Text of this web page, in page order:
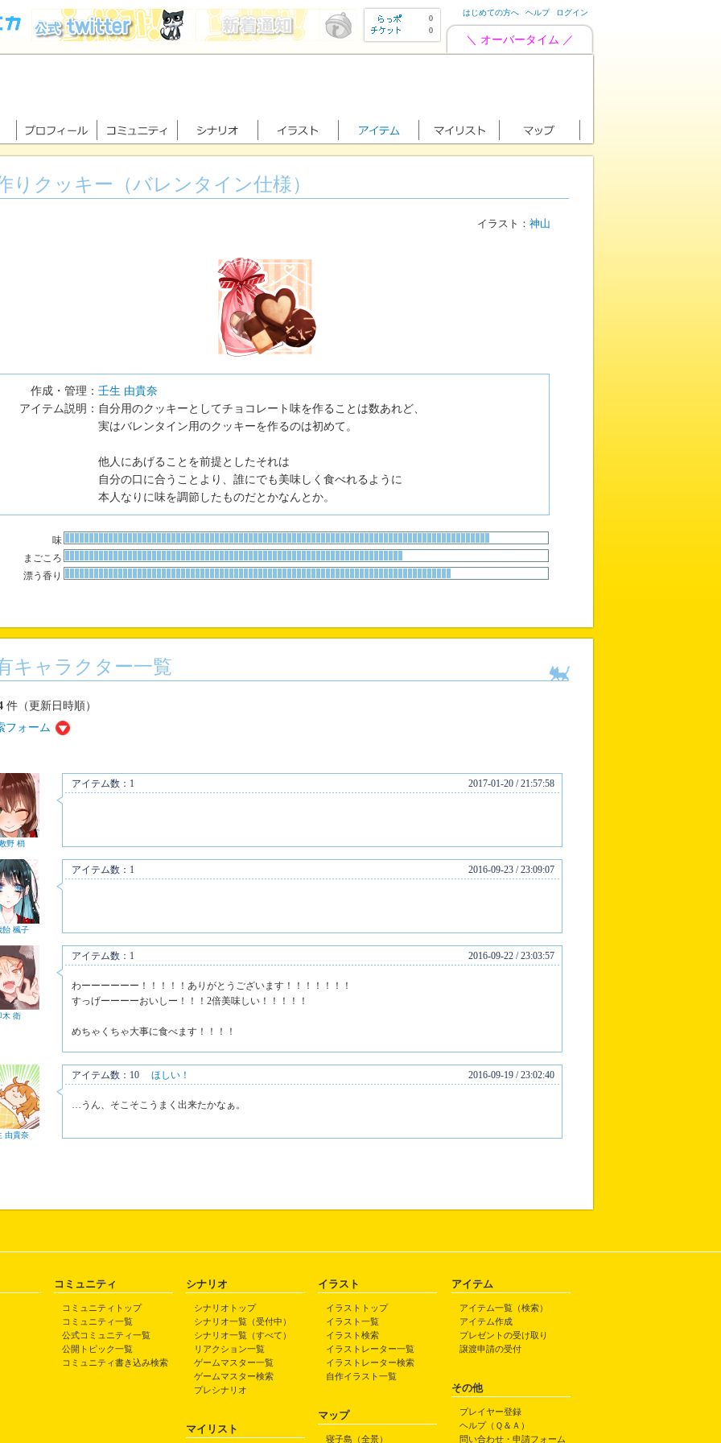
0
0
はじめての方へ ヘルプ ログイン
＼ オーバータイム ／
りクッキー（バレンタイン仕様）
イラスト： 神山
作成・管理： 壬生 由貴奈
アイテム説明： 自分用のクッキーとしてチョコレート味を作ることは数あれど、
実はバレンタイン用のクッキーを作るのは初めて。
他人にあげることを前提としたそれは
自分の口に合うことより、誰にでも美味しく食べれるように
本人なりに味を調節したものだとかなんとか。
味
まごころ
漂う香り
キャラクター一覧
件（更新日時順）
フォーム
野 梢
アイテム数：1 2017-01-20 / 21:57:58
飴 楓子
アイテム数：1 2016-09-23 / 23:09:07
木 衛
アイテム数：1 2016-09-22 / 23:03:57
わーーーーーー！！！！！ありがとうございます！！！！！！！
すっげーーーーおいしー！！！2倍美味しい！！！！！
めちゃくちゃ大事に食べます！！！！
由貴奈
アイテム数：10 ほしい！ 2016-09-19 / 23:02:40
…うん、そこそこうまく出来たかなぁ。
コミュニティ
コミュニティトップ
コミュニティ一覧
公式コミュニティ一覧
公開トピック一覧
コミュニティ書き込み検索
シナリオ
シナリオトップ
シナリオ一覧（受付中）
シナリオ一覧（すべて）
リアクション一覧
ゲームマスター一覧
ゲームマスター検索
プレシナリオ
マイリスト
イラスト
イラストトップ
イラスト一覧
イラスト検索
イラストレーター一覧
イラストレーター検索
自作イラスト一覧
マップ
寝子島（全景）
アイテム
アイテム一覧（検索）
アイテム作成
プレゼントの受け取り
譲渡申請の受付
その他
プレイヤー登録
ヘルプ（Ｑ＆Ａ）
問い合わせ・申請フォーム